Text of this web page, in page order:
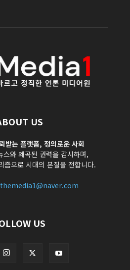
US
받는 플랫폼, 정의로운 사회
스와 왜곡된 권력을 감시하며,
즘으로 시대의 본질을 전합니다.
themedia1@naver.com
US